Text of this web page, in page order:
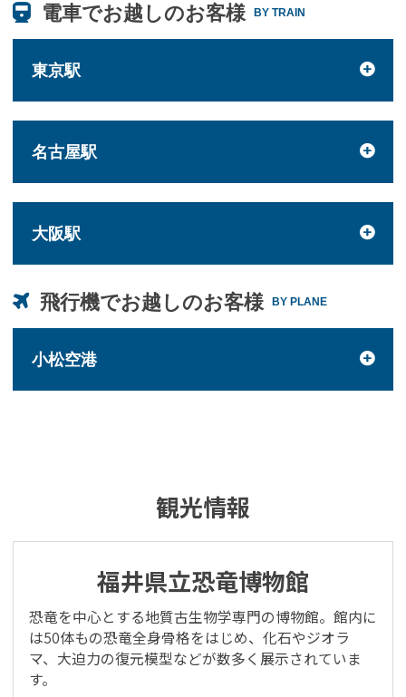
電車でお越しのお客様 BY TRAIN
東京駅
名古屋駅
大阪駅
飛行機でお越しのお客様 BY PLANE
小松空港
観光情報
福井県立恐竜博物館
恐竜を中心とする地質古生物学専門の博物館。館内に
は50体もの恐竜全身骨格をはじめ、化石やジオラ
マ、大迫力の復元模型などが数多く展示されていま
す。